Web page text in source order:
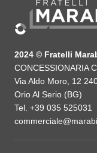
2024 © Fratelli
CONCESSIONARIA
Via Aldo Moro, 12
Orio Al Serio (BG)
Tel. +39 035 525031